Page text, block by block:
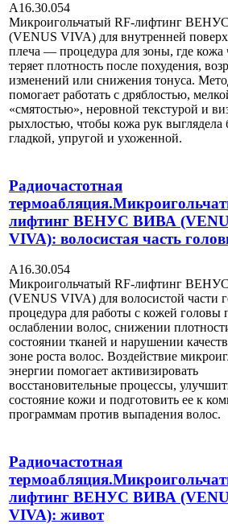
А16.30.054
Микроигольчатый RF-лифтинг
(VENUS VIVA) для внутренней
плеча — процедура для зоны, где кожа
теряет плотность после похудения,
изменений или снижения тонуса.
помогает работать с дряблостью,
«смятостью», неровной текстурой и
рыхлостью, чтобы кожа рук выглядела
гладкой, упругой и ухоженной.
Радиочастотная
лифтинг ВЕНУС ВИВА
VIVA): волосистая часть
А16.30.054
Микроигольчатый RF-лифтинг
(VENUS VIVA) для волосистой части
процедура для работы с кожей головы
ослаблении волос, снижении
состоянии тканей и нарушении
зоне роста волос. Воздействие
энергии помогает активизировать
восстановительные процессы,
состояние кожи и подготовить ее к
программам против выпадения волос.
Радиочастотная
лифтинг ВЕНУС ВИВА
VIVA): живот